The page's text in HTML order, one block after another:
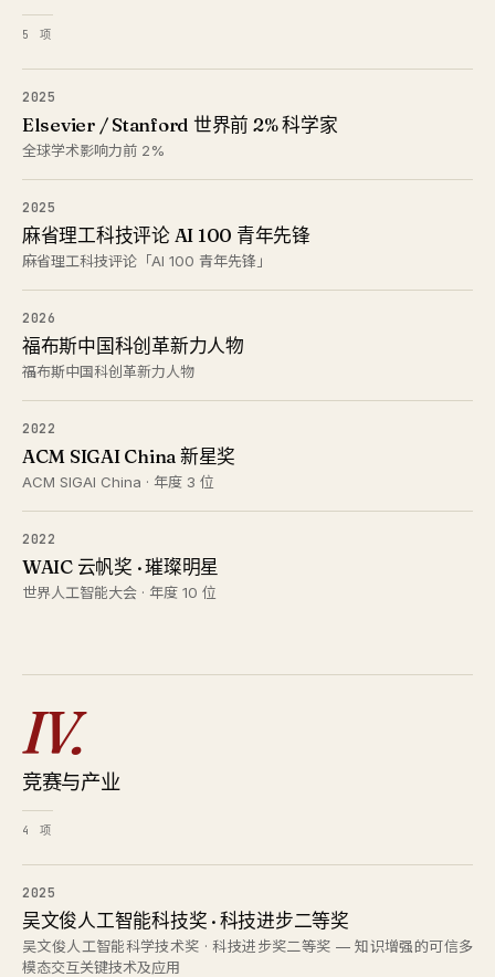
5 项
2025
Elsevier / Stanford 世界前 2% 科学家
全球学术影响力前 2%
2025
麻省理工科技评论 AI 100 青年先锋
麻省理工科技评论「AI 100 青年先锋」
2026
福布斯中国科创革新力人物
福布斯中国科创革新力人物
2022
ACM SIGAI China 新星奖
ACM SIGAI China · 年度 3 位
2022
WAIC 云帆奖 · 璀璨明星
世界人工智能大会 · 年度 10 位
IV.
竞赛与产业
4 项
2025
吴文俊人工智能科技奖 · 科技进步二等奖
吴文俊人工智能科学技术奖 · 科技进步奖二等奖 — 知识增强的可信多
模态交互关键技术及应用